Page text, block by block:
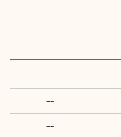
--
--